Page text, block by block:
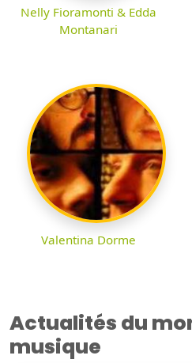
Nelly Fioramonti & Edda
Montanari
Valentina Dorme
Actualités du
musique